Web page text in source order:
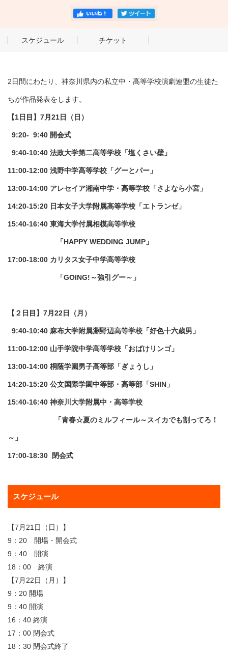
スケジュール チケット
2日間にわたり、神奈川県内の私立中・高等学校演劇連盟の生徒た
ちが作品発表をします。
【1日目】7月21日（日）
9:20- 9:40 開会式
9:40-10:40 法政大学第二高等学校「塩くさい壁」
11:00-12:00 浅野中学高等学校「グーとパー」
13:00-14:00 アレセイア湘南中学・高等学校「さよなら小宮」
14:20-15:20 日本女子大学附属高等学校「エトランゼ」
15:40-16:40 東海大学付属相模高等学校
「HAPPY WEDDING JUMP」
17:00-18:00 カリタス女子中学高等学校
「GOING!～強引グー～」
【２日目】7月22日（月）
9:40-10:40 麻布大学附属淵野辺高等学校「好色十六歳男」
11:00-12:00 山手学院中学高等学校「おばけリンゴ」
13:00-14:00 桐蔭学園男子高等部「ぎょうし」
14:20-15:20 公文国際学園中等部・高等部「SHIN」
15:40-16:40 神奈川大学附属中・高等学校
「青春☆夏のミルフィール～スイカでも割ってろ！
～」
17:00-18:30 閉会式
スケジュール
【7月21日（日）】
9：20 開場・開会式
9：40 開演
18：00 終演
【7月22日（月）】
9：20 開場
9：40 開演
16：40 終演
17：00 閉会式
18：30 閉会式終了